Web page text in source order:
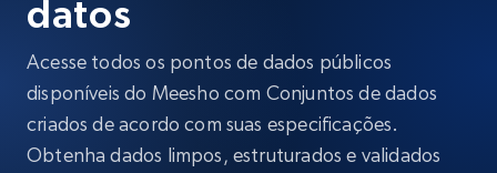
datos
Acesse todos os pontos de dados públicos
disponíveis do Meesho com Conjuntos de dados
criados de acordo com suas especificações.
Obtenha dados limpos, estruturados e validados